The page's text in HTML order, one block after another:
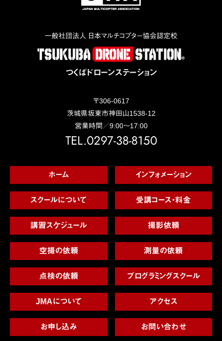
一般社団法人 日本マルチコプター協会認定校
つくばドローンステーション
〒306-0617
茨城県坂東市神田山1538-12
営業時間／9:00～17:00
TEL.0297-38-8150
ホーム インフォメーション
スクールについて 受講コース・料金
講習スケジュール 撮影依頼
空撮の依頼 測量の依頼
点検の依頼 プログラミングスクール
JMAについて アクセス
お申し込み お問い合わせ